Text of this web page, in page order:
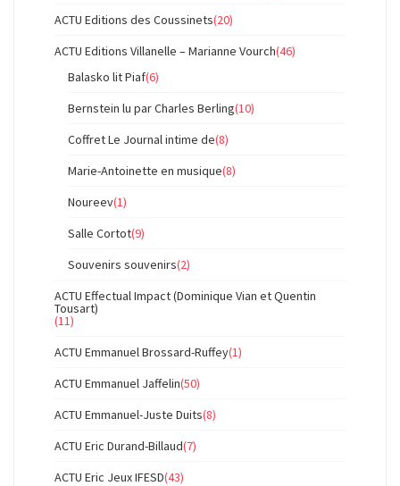
ACTU Editions des Coussinets(20)
ACTU Editions Villanelle – Marianne Vourch(46)
Balasko lit Piaf(6)
Bernstein lu par Charles Berling(10)
Coffret Le Journal intime de(8)
Marie-Antoinette en musique(8)
Noureev(1)
Salle Cortot(9)
Souvenirs souvenirs(2)
ACTU Effectual Impact (Dominique Vian et Quentin
Tousart)
(11)
ACTU Emmanuel Brossard-Ruffey(1)
ACTU Emmanuel Jaffelin(50)
ACTU Emmanuel-Juste Duits(8)
ACTU Eric Durand-Billaud(7)
ACTU Eric Jeux IFESD(43)